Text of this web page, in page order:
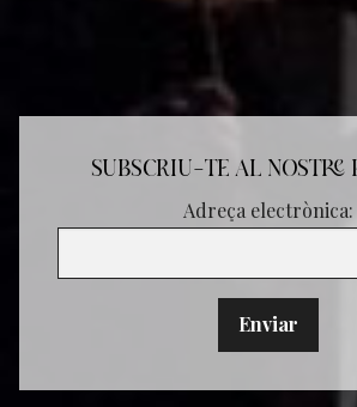
SUBSCRIU-TE AL NOSTRE
Adreça electrònica: